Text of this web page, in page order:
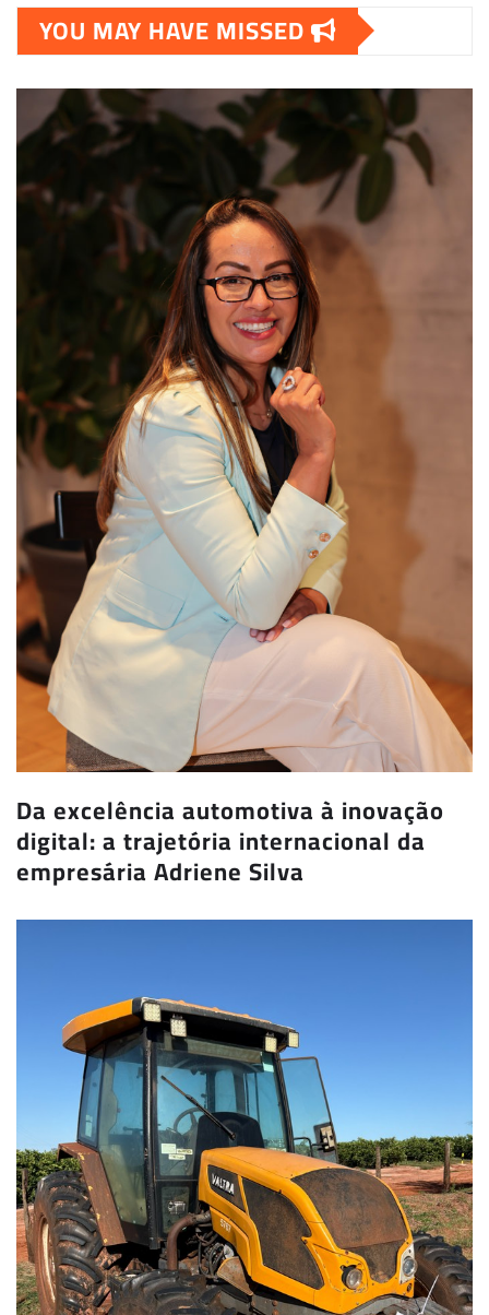
YOU MAY HAVE MISSED
Da excelência automotiva à inovação
digital: a trajetória internacional da
empresária Adriene Silva